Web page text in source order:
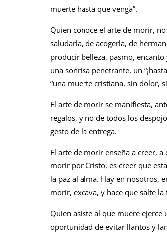
muerte hasta que venga”.
Quien conoce el arte de morir,
saludarla, de acogerla, de
producir belleza, pasmo,
una sonrisa penetrante, un
“una muerte cristiana, sin dolor,
El arte de morir se manifiesta,
regalos, y no de todos los
gesto de la entrega.
El arte de morir enseña a creer,
morir por Cristo, es creer que
la paz al alma. Hay en nosotros,
morir, excava, y hace que salte la
Quien asiste al que muere
oportunidad de evitar llantos y